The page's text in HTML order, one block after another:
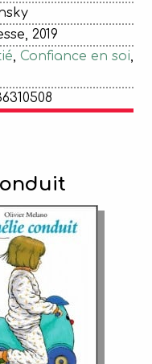
2019
, Confiance en soi,